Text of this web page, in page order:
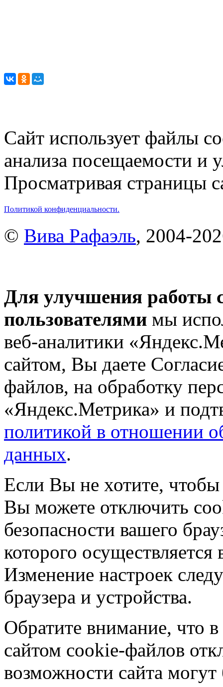
Сайт использует файлы
анализа посещаемости и
Просматривая страницы
Политикой конфиденциальности.
© Вива Рафаэль, 2004-
Для улучшения работы
пользователями мы
веб-аналитики
сайтом, Вы даете
файлов, на обработку
«Яндекс.Метрика» и
политикой в отношении
данных.
Если Вы не хотите,
Вы можете отключить
безопасности вашего
которого
Изменение настроек
браузера и устройства.
Обратите внимание, что в
сайтом cookie-файлов
возможности сайта